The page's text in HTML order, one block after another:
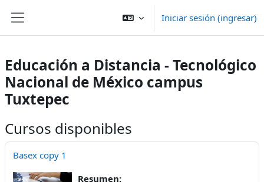
Iniciar sesión (ingresar)
Educación a Distancia - Tecnológico
Nacional de México campus
Tuxtepec
Cursos disponibles
Basex copy 1
Resumen: